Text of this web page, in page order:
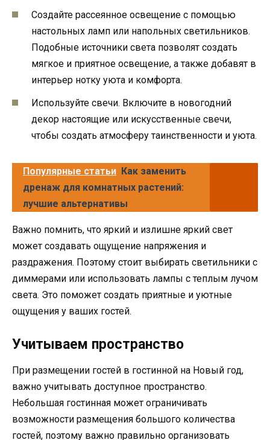
Создайте рассеянное освещение с помощью
настольных ламп или напольных светильников.
Подобные источники света позволят создать
мягкое и приятное освещение, а также добавят в
интерьер нотку уюта и комфорта.
Используйте свечи. Включите в новогодний
декор настоящие или искусственные свечи,
чтобы создать атмосферу таинственности и уюта.
Популярные статьи Как заменить
дренаж для комнатных растений:
лучшие альтернативы
Важно помнить, что яркий и излишне яркий свет
может создавать ощущение напряжения и
раздражения. Поэтому стоит выбирать светильники с
диммерами или использовать лампы с теплым лучом
света. Это поможет создать приятные и уютные
ощущения у ваших гостей.
Учитываем пространство
При размещении гостей в гостинной на Новый год,
важно учитывать доступное пространство.
Небольшая гостинная может ограничивать
возможности размещения большого количества
гостей, поэтому важно правильно организовать